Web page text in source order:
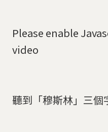
Please enable
video
聽到「穆斯林」三個